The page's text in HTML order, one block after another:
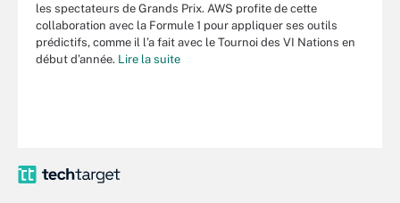
les spectateurs de Grands Prix. AWS profite de cette
collaboration avec la Formule 1 pour appliquer ses outils
prédictifs, comme il l’a fait avec le Tournoi des VI Nations en
début d’année. Lire la suite